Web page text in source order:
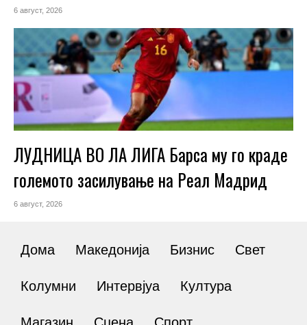
6 август, 2026
ЛУДНИЦА ВО ЛА ЛИГА Барса му го краде
големото засилување на Реал Мадрид
6 август, 2026
Дома Македонија Бизнис Свет
Колумни Интервјуа Култура